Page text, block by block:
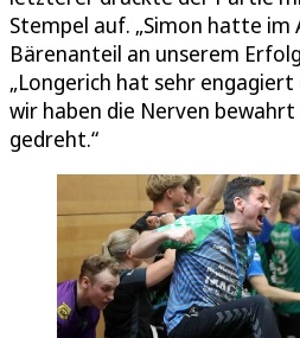
Stempel auf. „Simon hatte im
Bärenanteil an unserem
„Longerich hat sehr
wir haben die Nerven
gedreht.“